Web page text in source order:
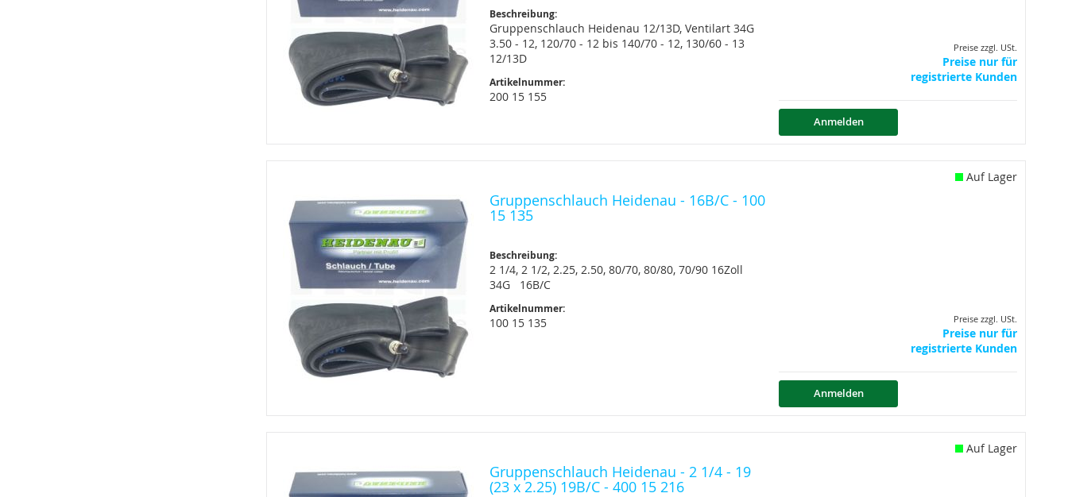
Beschreibung:
Gruppenschlauch Heidenau 12/13D, Ventilart 34G
3.50 - 12, 120/70 - 12 bis 140/70 - 12, 130/60 - 13
12/13D
Artikelnummer:
200 15 155
Preise zzgl. USt.
Preise nur für
registrierte Kunden
Anmelden
Gruppenschlauch Heidenau - 16B/C - 100
15 135
Beschreibung:
2 1/4, 2 1/2, 2.25, 2.50, 80/70, 80/80, 70/90 16Zoll
34G 16B/C
Artikelnummer:
100 15 135
Auf Lager
Preise zzgl. USt.
Preise nur für
registrierte Kunden
Anmelden
Gruppenschlauch Heidenau - 2 1/4 - 19
(23 x 2.25) 19B/C - 400 15 216
Auf Lager